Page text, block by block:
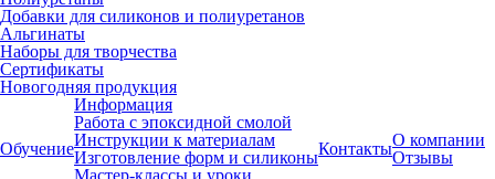
Добавки для силиконов и полиуретанов
Альгинаты
Наборы для творчества
Сертификаты
Новогодняя продукция
Обучение
Информация
Работа с эпоксидной смолой
Инструкции к материалам
Изготовление форм и силиконы
Мастер-классы и уроки
КонтактыО компании
Отзывы